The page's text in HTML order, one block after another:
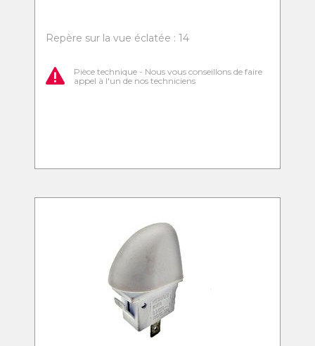
Repère sur la vue éclatée : 14
Pièce technique - Nous vous conseillons de faire
appel à l'un de nos techniciens